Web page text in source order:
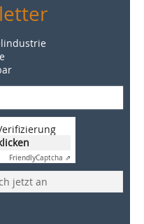
FriendlyCaptcha ⇗
jetzt an